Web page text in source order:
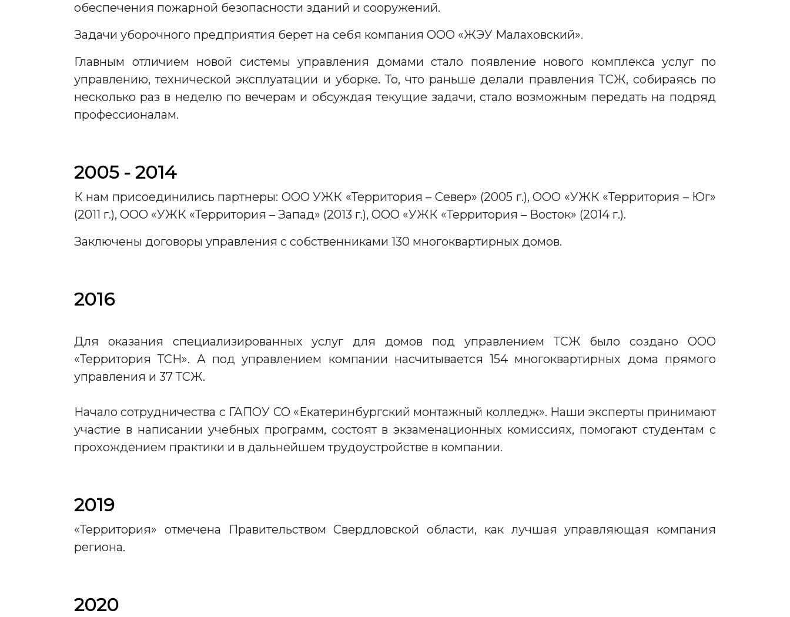
обеспечения пожарной безопасности зданий и сооружений.
Задачи уборочного предприятия берет на себя компания ООО «ЖЭУ Малаховский».
Главным отличием новой системы управления домами стало появление нового комплекса услуг по
управлению, технической эксплуатации и уборке. То, что раньше делали правления ТСЖ, собираясь по
несколько раз в неделю по вечерам и обсуждая текущие задачи, стало возможным передать на подряд
профессионалам.
2005 - 2014
К нам присоединились партнеры: ООО УЖК «Территория – Север» (2005 г.), ООО «УЖК «Территория – Юг»
(2011 г.), ООО «УЖК «Территория – Запад» (2013 г.), ООО «УЖК «Территория – Восток» (2014 г.).
Заключены договоры управления с собственниками 130 многоквартирных домов.
2016
Для оказания специализированных услуг для домов под управлением ТСЖ было создано ООО
«Территория ТСН». А под управлением компании насчитывается 154 многоквартирных дома прямого
управления и 37 ТСЖ.
Начало сотрудничества с ГАПОУ СО «Екатеринбургский монтажный колледж». Наши эксперты принимают
участие в написании учебных программ, состоят в экзаменационных комиссиях, помогают студентам с
прохождением практики и в дальнейшем трудоустройстве в компании.
2019
«Территория» отмечена Правительством Свердловской области, как лучшая управляющая компания
региона.
2020